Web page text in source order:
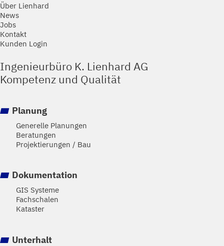
Über Lienhard
News
Jobs
Kontakt
Kunden Login
Ingenieurbüro K. Lienhard AG
Kompetenz und Qualität
Planung
Generelle Planungen
Beratungen
Projektierungen / Bau
Dokumentation
GIS Systeme
Fachschalen
Kataster
Unterhalt